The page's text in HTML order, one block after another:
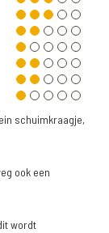
schuimkraagje,
ook een
wordt